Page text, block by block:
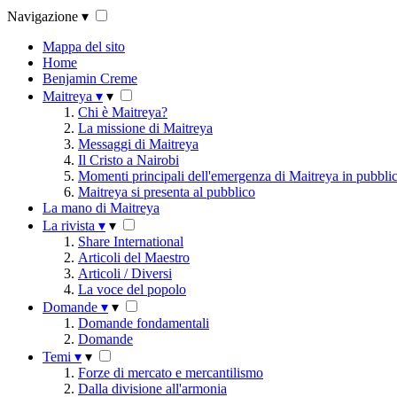
Navigazione ▾
Mappa del sito
Home
Benjamin Creme
Maitreya ▾ ▾
Chi è Maitreya?
La missione di Maitreya
Messaggi di Maitreya
Il Cristo a Nairobi
Momenti principali dell'emergenza di Maitreya in
Maitreya si presenta al pubblico
La mano di Maitreya
La rivista ▾ ▾
Share International
Articoli del Maestro
Articoli / Diversi
La voce del popolo
Domande ▾ ▾
Domande fondamentali
Domande
Temi ▾ ▾
Forze di mercato e mercantilismo
Dalla divisione all'armonia